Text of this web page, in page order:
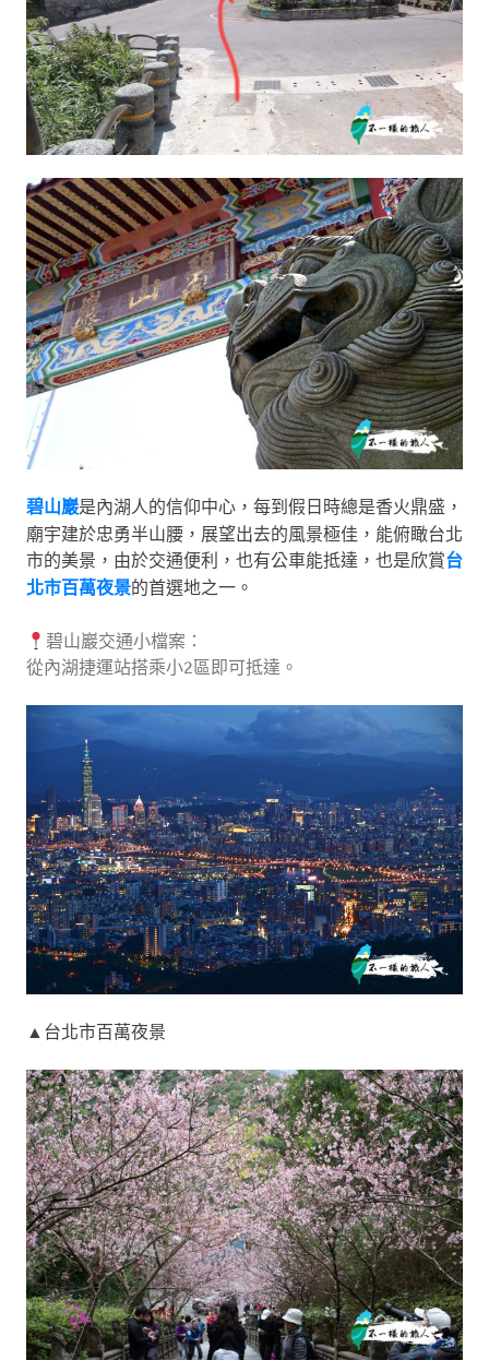
碧山巖是內湖人的信仰中心，每到假日時總是香火鼎盛，
廟宇建於忠勇半山腰，展望出去的風景極佳，能俯瞰台北
市的美景，由於交通便利，也有公車能抵達，也是欣賞台
北市百萬夜景的首選地之一。
碧山巖交通小檔案：
從內湖捷運站搭乘小2區即可抵達。
▲台北市百萬夜景